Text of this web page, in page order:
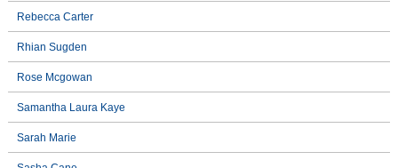
Rebecca Carter
Rhian Sugden
Rose Mcgowan
Samantha Laura Kaye
Sarah Marie